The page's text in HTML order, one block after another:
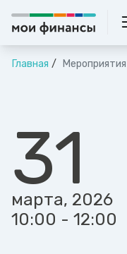
Главная Мероприятия
31
марта, 2026
10:00 - 12:00